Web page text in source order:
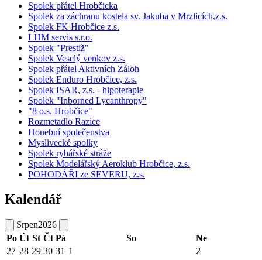
Spolek přátel Hrobčicka
Spolek za záchranu kostela sv. Jakuba v Mrzlicích,z.s.
Spolek FK Hrobčice z.s.
LHM servis s.r.o.
Spolek "Prestiž"
Spolek Veselý venkov z.s.
Spolek přátel Aktivních Záloh
Spolek Enduro Hrobčice, z.s.
Spolek ISAR, z.s. - hipoterapie
Spolek "Inborned Lycanthropy"
"8 o.s. Hrobčice"
Rozmetadlo Razice
Honební společenstva
Myslivecké spolky
Spolek rybářské stráže
Spolek Modelářský Aeroklub Hrobčice, z.s.
POHODÁŘI ze SEVERU, z.s.
Kalendář
Srpen2026
Po Út St Čt Pá So
Ne
27 28 29 30 31 1
2